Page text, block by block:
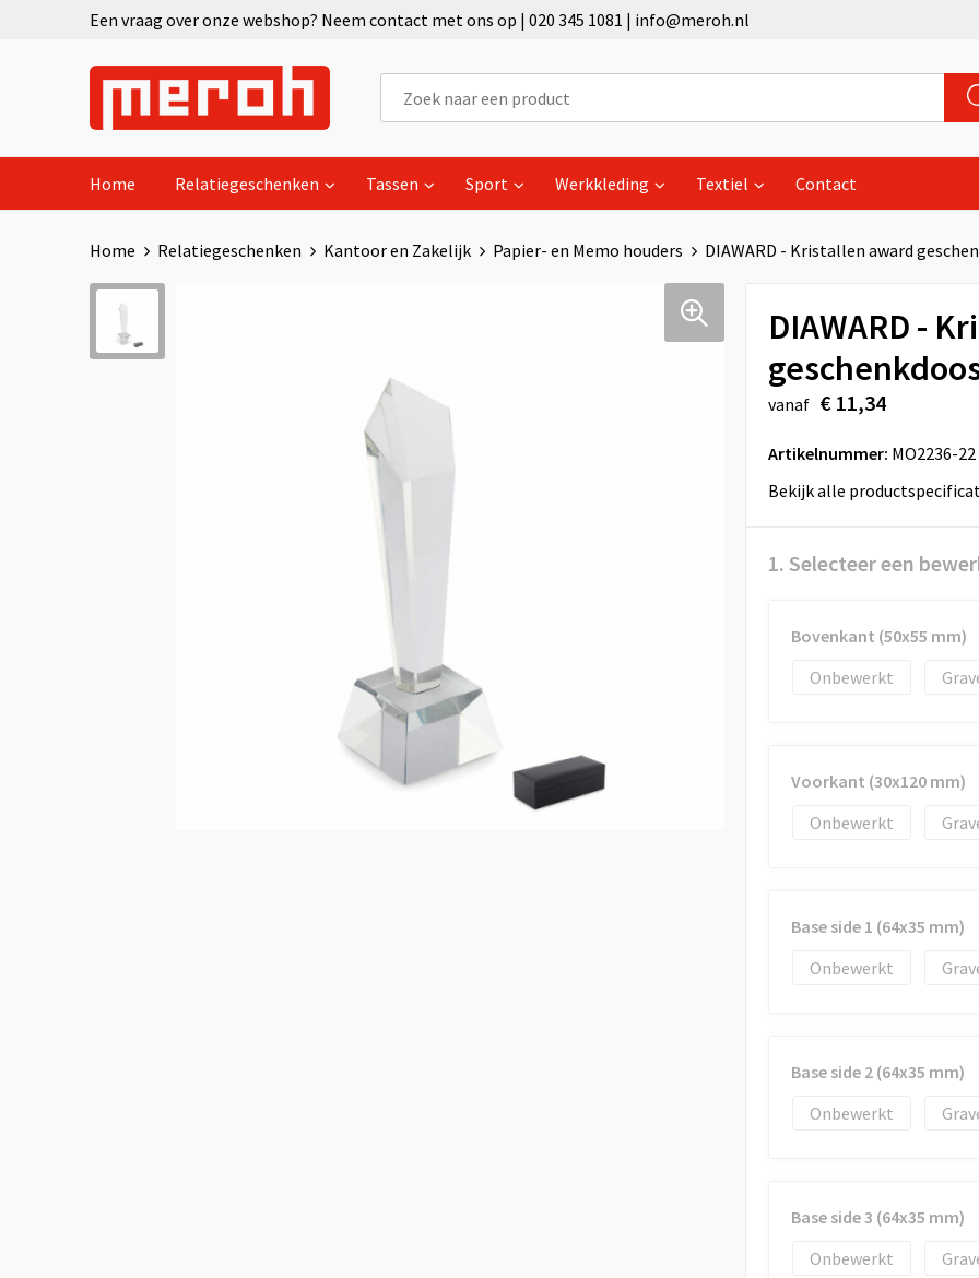
Een vraag over onze webshop? Neem contact met ons op | 020 345 1081 | info@meroh.nl
Home Relatiegeschenken Tassen Sport Werkkleding Textiel Contact
Home Relatiegeschenken Kantoor en Zakelijk Papier- en Memo houders DIAWARD - Kristallen award
DIAWARD -
vanaf € 11,34
Artikelnummer: MO2236-22
Bekijk alle
1. Selecteer een
Bovenkant (50x55 mm)
Onbewerkt
Voorkant (30x120 mm)
Onbewerkt
Base side 1 (64x35 mm)
Onbewerkt
Base side 2 (64x35 mm)
Onbewerkt
Base side 3 (64x35 mm)
Onbewerkt